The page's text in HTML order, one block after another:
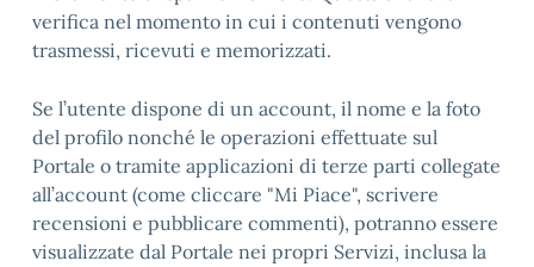
verifica nel momento in cui i contenuti vengono
trasmessi, ricevuti e memorizzati.
Se l’utente dispone di un account, il nome e la foto
del profilo nonché le operazioni effettuate sul
Portale o tramite applicazioni di terze parti collegate
all’account (come cliccare "Mi Piace", scrivere
recensioni e pubblicare commenti), potranno essere
visualizzate dal Portale nei propri Servizi, inclusa la